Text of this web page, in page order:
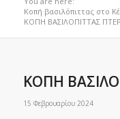
Κοπή βασιλόπιττας στο
ΚΟΠΗ ΒΑΣΙΛΟΠΙΤΤΑΣ
ΚΟΠΗ
15 Φεβρουαρίου 2024